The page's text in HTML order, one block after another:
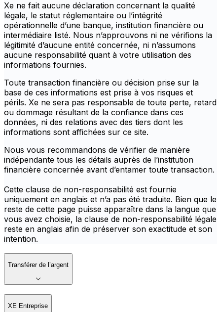
Xe ne fait aucune déclaration concernant la qualité
légale, le statut réglementaire ou l’intégrité
opérationnelle d’une banque, institution financière ou
intermédiaire listé. Nous n’approuvons ni ne vérifions la
légitimité d’aucune entité concernée, ni n’assumons
aucune responsabilité quant à votre utilisation des
informations fournies.
Toute transaction financière ou décision prise sur la
base de ces informations est prise à vos risques et
périls. Xe ne sera pas responsable de toute perte, retard
ou dommage résultant de la confiance dans ces
données, ni des relations avec des tiers dont les
informations sont affichées sur ce site.
Nous vous recommandons de vérifier de manière
indépendante tous les détails auprès de l’institution
financière concernée avant d’entamer toute transaction.
Cette clause de non-responsabilité est fournie
uniquement en anglais et n’a pas été traduite. Bien que le
reste de cette page puisse apparaître dans la langue que
vous avez choisie, la clause de non-responsabilité légale
reste en anglais afin de préserver son exactitude et son
intention.
Transférer de l’argent
XE Entreprise